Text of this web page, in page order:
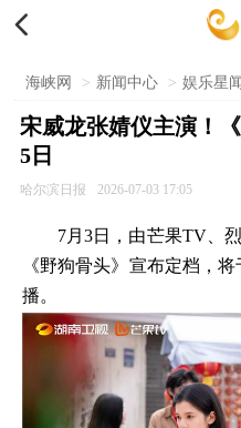

海峡网 > 新闻中心 > 娱乐星闻
宋威龙张婧仪主演！
5日
哈尔滨日报 2026-07-03 17:05
7月3日，由芒果TV、
《野狗骨头》宣布定档，
播。